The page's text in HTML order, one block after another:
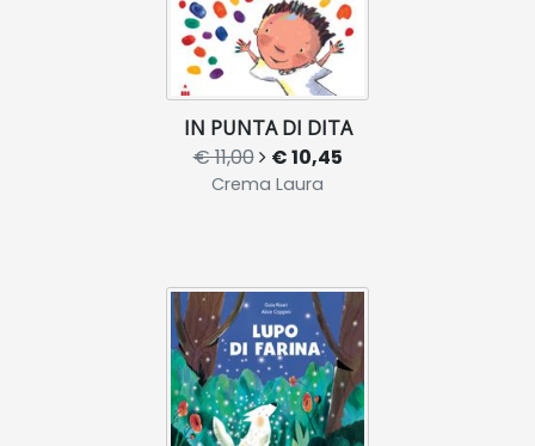
IN PUNTA DI DITA
€ 11,00 € 10,45
Crema Laura